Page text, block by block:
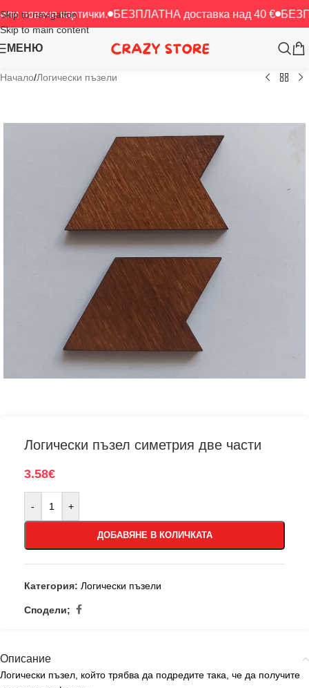
Skip to navigation
Skip to main content
картички. БЕЗПЛАТНА доставка над 40 € БЕЗПЛАТНА
МЕНЮ
Начало/Логически пъзели
Логически пъзел симетрия две части
3.58€
- +
ДОБАВЯНЕ В КОЛИЧКАТА
Категория: Логически пъзели
Сподели;
Описание
Логически пъзел, който трябва да подредите така, че да получите